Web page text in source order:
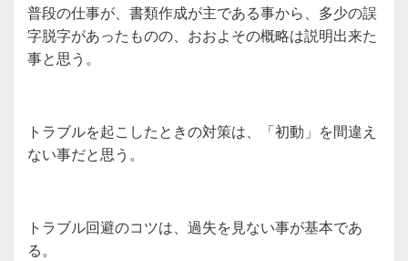
普段の仕事が、書類作成が主である事から、多少の誤
字脱字があったものの、おおよその概略は説明出来た
事と思う。
トラブルを起こしたときの対策は、「初動」を間違え
ない事だと思う。
トラブル回避のコツは、過失を見ない事が基本であ
る。